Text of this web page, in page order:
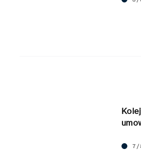
7/